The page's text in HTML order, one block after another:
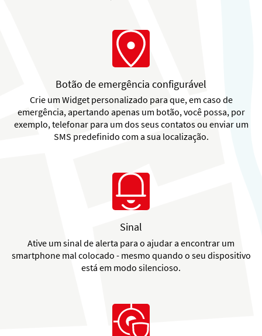
Botão de emergência configurável
Crie um Widget personalizado para que, em caso de
emergência, apertando apenas um botão, você possa, por
exemplo, telefonar para um dos seus contatos ou enviar um
SMS predefinido com a sua localização.
Sinal
Ative um sinal de alerta para o ajudar a encontrar um
smartphone mal colocado - mesmo quando o seu dispositivo
está em modo silencioso.